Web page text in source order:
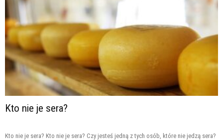
Kto nie je sera?
Kto nie je sera? Kto nie je sera? Czy jesteś jedną z tych osób, które nie jedzą sera?